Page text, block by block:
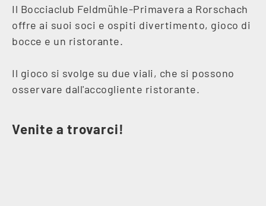
Il Bocciaclub Feldmühle-Primavera a Rorschach
offre ai suoi soci e ospiti divertimento, gioco di
bocce e un ristorante.
Il gioco si svolge su due viali, che si possono
osservare dall'accogliente ristorante.
Venite a trovarci!